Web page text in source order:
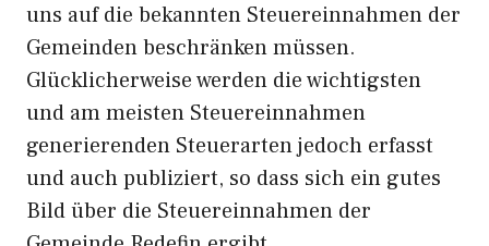
uns auf die bekannten Steuereinnahmen der
Gemeinden beschränken müssen.
Glücklicherweise werden die wichtigsten
und am meisten Steuereinnahmen
generierenden Steuerarten jedoch erfasst
und auch publiziert, so dass sich ein gutes
Bild über die Steuereinnahmen der